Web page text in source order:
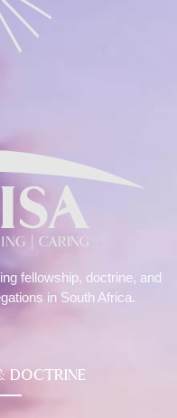
fellowship, doctrine, and
in South Africa.
DOCTRINE